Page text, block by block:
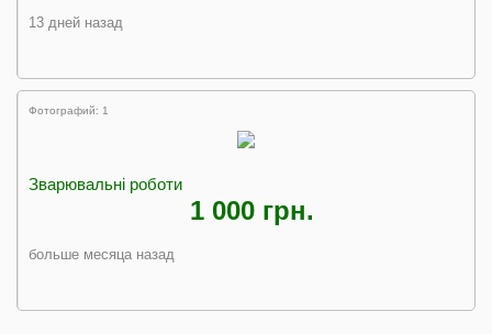
13 дней назад
Фотографий: 1
Зварювальні роботи
1 000 грн.
больше месяца назад